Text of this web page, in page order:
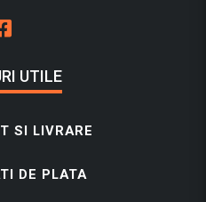
UTILE
SI LIVRARE
DE PLATA